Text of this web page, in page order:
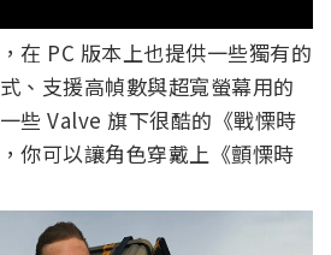
在 PC 版本上也提供一些獨有的
、支援高幀數與超寬螢幕用的
些 Valve 旗下很酷的《戰慄時
你可以讓角色穿戴上《顫慄時